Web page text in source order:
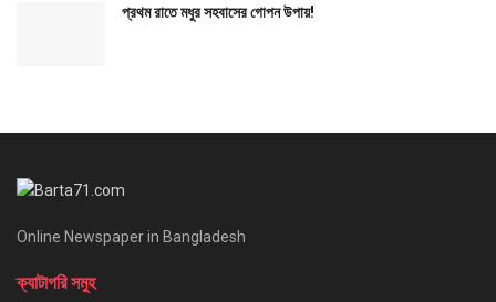
প্রথম রাতে মধুর সহবাসের গোপন উপায়!
Online Newspaper in Bangladesh
ক্যাটাগরি সমুহ